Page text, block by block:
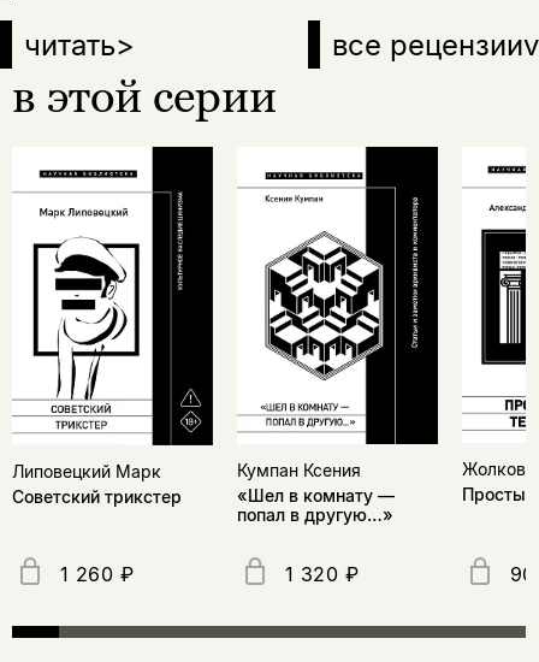
читать> все рецензииv
в этой серии
Липовецкий Марк
Советский трикстер
1 260 ₽
Кумпан Ксения
«Шел в комнату —
попал в другую…»
1 320 ₽
Простые